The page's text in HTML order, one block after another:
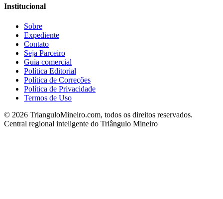
Institucional
Sobre
Expediente
Contato
Seja Parceiro
Guia comercial
Política Editorial
Política de Correções
Política de Privacidade
Termos de Uso
© 2026 TrianguloMineiro.com, todos os direitos reservados.
Central regional inteligente do Triângulo Mineiro